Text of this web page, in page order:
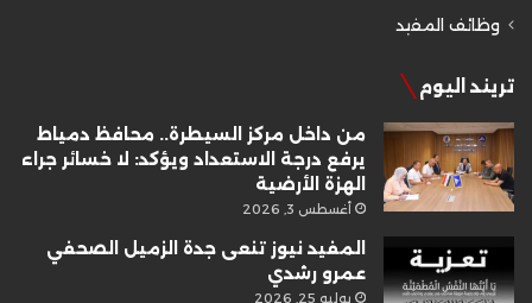
وظائف المفيد
تريند اليوم
من داخل مركز السيطرة.. محافظ دمياط
يرفع درجة الاستعداد ويؤكد: لا خسائر جراء
الهزة الأرضية
أغسطس 3, 2026
المفيد نيوز تنعى جدة الزميل الصحفي
عمرو رشدي
يوليو 25, 2026